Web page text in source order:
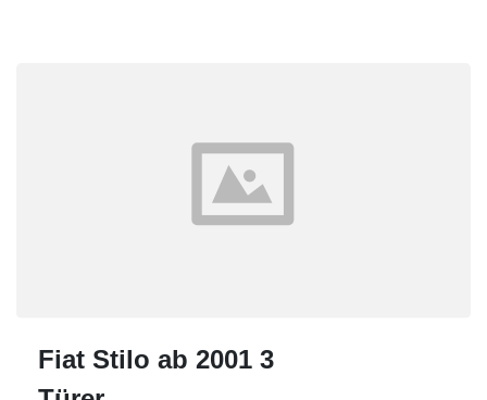
Fiat Stilo ab 2001 3